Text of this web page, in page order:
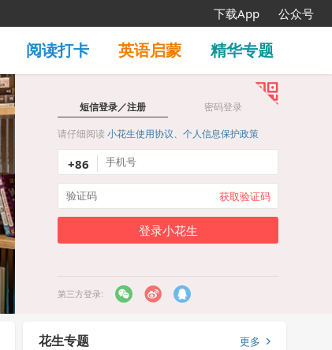
下载App 公众号
阅读打卡 英语启蒙 精华专题
短信登录／注册
密码登录
请仔细阅读 小花生使用协议、个人信息保护政策
+86
获取验证码
登录小花生
第三方登录:
花生专题 更多